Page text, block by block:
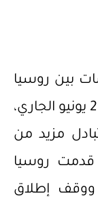
بين روسيا
وأوكرانيا في مدينة إسطنبول يوم 2 يونيو الجاري،
مزيد من
قدمت روسيا
إطلاق